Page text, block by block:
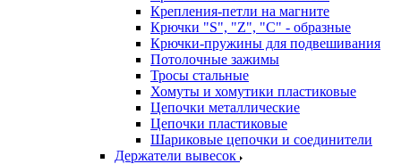
Крепления-петли на магните
Крючки "S", "Z", "C" - образные
Крючки-пружины для подвешивания
Потолочные зажимы
Тросы стальные
Хомуты и хомутики пластиковые
Цепочки металлические
Цепочки пластиковые
Шариковые цепочки и соединители
Держатели вывесок